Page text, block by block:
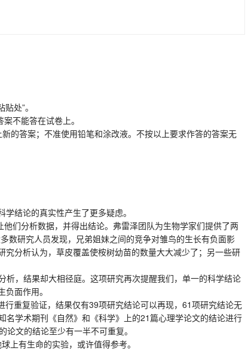
处”。
不能答在试卷上。
的答案；不准使用铅笔和涂改液。不按以上要求作答的答案无
结论的真实性产生了更多疑虑。
们分析数据，并得出结论。弗雷泽团队为生物学家们提供了两
数研究人员发现，兄弟姐妹之间的竞争对雏鸟的生长有负面影
分析认为，草皮覆盖使桉树幼苗的数量大大减少了；另一些研
，结果却大相径庭。这项研究再次提醒我们，单一的科学结论
面作用。
重复验证，结果仅有39项研究结论可以再现，61项研究结论无
学术期刊《自然》和《科学》上的21篇心理学论文的结论进行
文的结论至少有一半不可重复。
有生命的实验，或许值得参考。